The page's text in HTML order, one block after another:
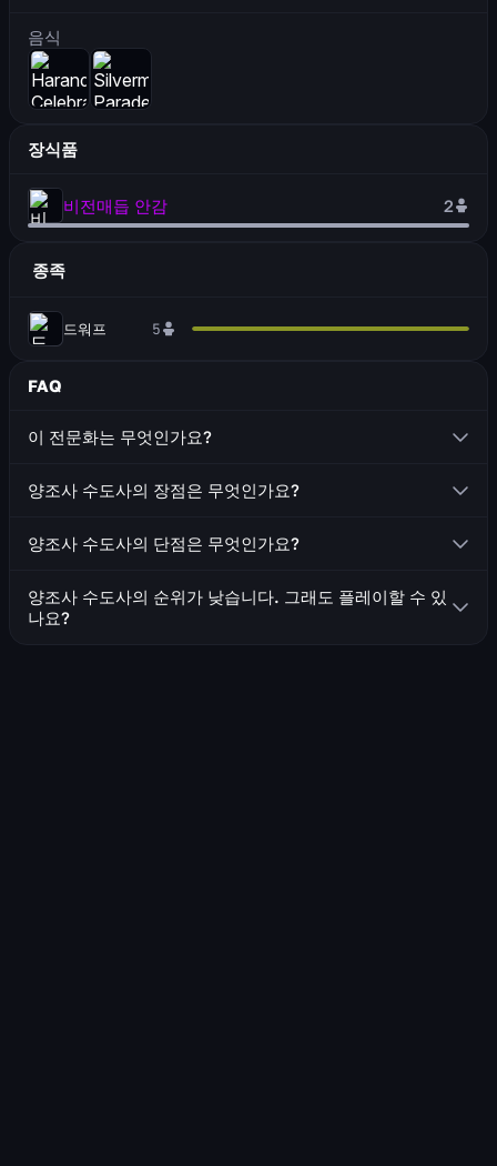
음식
장식품
비전매듭 안감 2
종족
드워프 5
FAQ
이 전문화는 무엇인가요?
다.
양조사 수도사의 장점은 무엇인가요?
적절한 생존력을 가지고 있습니다
뛰어난 기동성을 가지고 있습니다
양조사 수도사의 단점은 무엇인가요?
중첩과 기술 재사용 대기시간을 추적해야 합니다
양조사 수도사의 순위가 낮습니다. 그래도 플레이할 수 있
나요?